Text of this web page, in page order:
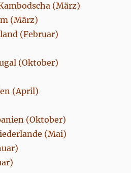
(März)
(März)
(Februar)
(Oktober)
(April)
(Oktober)
(Mai)